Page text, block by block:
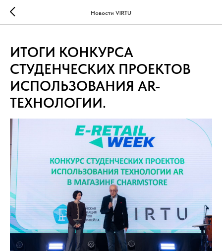
Новости VIRTU
ИТОГИ КОНКУРСА
СТУДЕНЧЕСКИХ ПРОЕКТОВ
ИСПОЛЬЗОВАНИЯ AR-
ТЕХНОЛОГИИ.